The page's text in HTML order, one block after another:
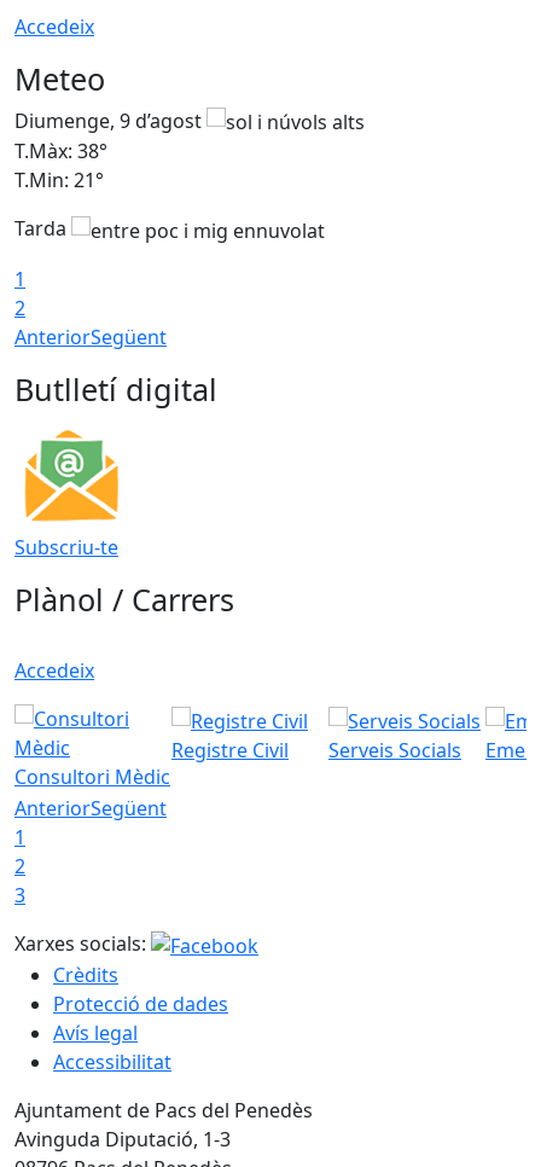
Accedeix
Meteo
Diumenge, 9 d’agost
T.Màx: 38°
T.Min: 21°
Tarda
1
2
AnteriorSegüent
Butlletí digital
Subscriu-te
Plànol / Carrers
Accedeix
Consultori Mèdic
Registre Civil Serveis Socials
AnteriorSegüent
1
2
3
Xarxes socials:
Crèdits
Protecció de dades
Avís legal
Accessibilitat
Ajuntament de Pacs del Penedès
Avinguda Diputació, 1-3